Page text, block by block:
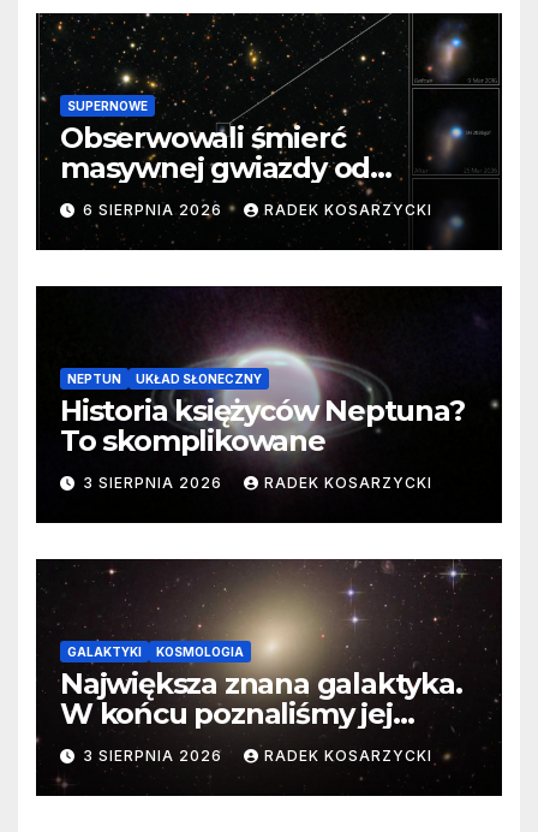
SUPERNOWE
Obserwowali śmierć
masywnej gwiazdy od
samego początku. Niezwykle
cenne dane
6 SIERPNIA 2026 RADEK KOSARZYCKI
NEPTUN UKŁAD SŁONECZNY
Historia księżyców Neptuna?
To skomplikowane
3 SIERPNIA 2026 RADEK KOSARZYCKI
GALAKTYKI KOSMOLOGIA
Największa znana galaktyka.
W końcu poznaliśmy jej
faktyczne wymiary
3 SIERPNIA 2026 RADEK KOSARZYCKI